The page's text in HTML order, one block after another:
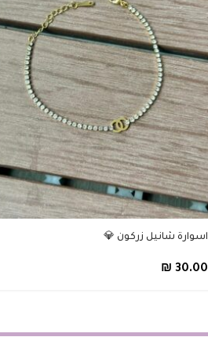
اسوارة شانيل زركون 💎
₪ 30.00